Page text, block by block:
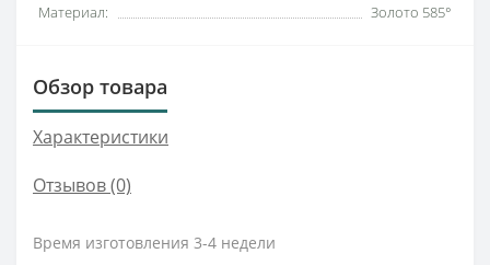
Материал:
Золото 585°
Обзор товара
Характеристики
Отзывов (0)
Время изготовления 3-4 недели